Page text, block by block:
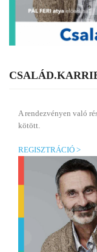
A rendezvényen való
kötött.
REGISZTRÁCIÓ >